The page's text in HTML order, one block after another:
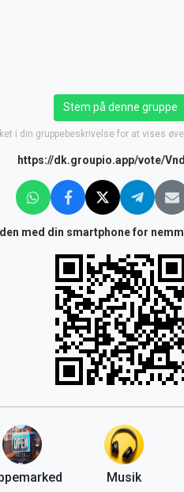
Stem på denne gruppe
i din gruppebeskrivelse for at vises
https://dk.groupio.app/vote/
med din smartphone for
Musik